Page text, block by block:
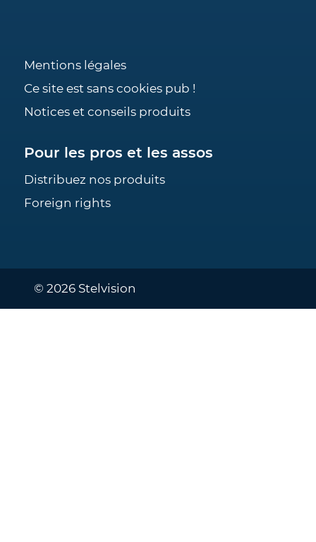
Mentions légales
Ce site est sans cookies pub !
Notices et conseils produits
Pour les pros et les assos
Distribuez nos produits
Foreign rights
© 2026 Stelvision